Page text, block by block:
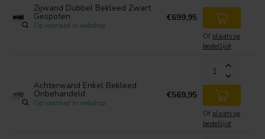
Zijwand Dubbel Bekleed Zwart
Gespoten
Op voorraad in webshop
€699,95
Of plaats op
bestellijst
Achterwand Enkel Bekleed
Onbehandeld
Op voorraad in webshop
€569,95
Of plaats op
bestellijst